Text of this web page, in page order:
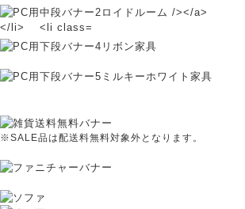
※SALE品は配送料無料対象外となります。